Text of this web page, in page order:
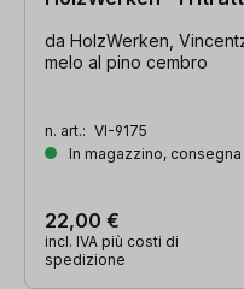
da HolzWerken,
melo al pino cembro
n. art.: VI-9175
In magazzino,
22,00 €
incl. IVA più costi di
spedizione